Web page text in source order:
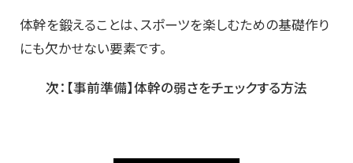
体幹を鍛えることは、スポーツを楽しむための基礎作り
にも欠かせない要素です。
次：【事前準備】体幹の弱さをチェックする方法